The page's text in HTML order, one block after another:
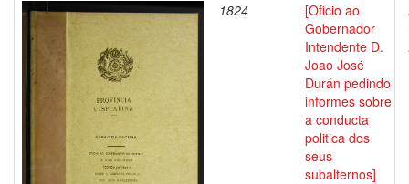
1824
[Oficio ao
Gobernador
Intendente D.
Joao José
Durán pedindo
informes sobre
a conducta
politica dos
seus
subalternos]